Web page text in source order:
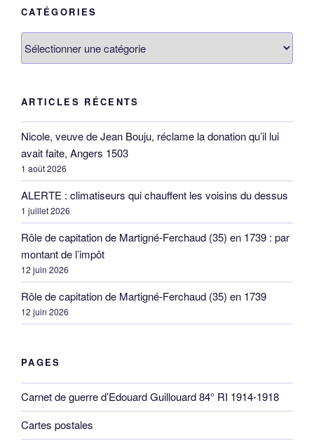
CATÉGORIES
ARTICLES RÉCENTS
Nicole, veuve de Jean Bouju, réclame la donation qu’il lui
avait faite, Angers 1503
1 août 2026
ALERTE : climatiseurs qui chauffent les voisins du dessus
1 juillet 2026
Rôle de capitation de Martigné-Ferchaud (35) en 1739 : par
montant de l’impôt
12 juin 2026
Rôle de capitation de Martigné-Ferchaud (35) en 1739
12 juin 2026
PAGES
Carnet de guerre d’Edouard Guillouard 84° RI 1914-1918
Cartes postales